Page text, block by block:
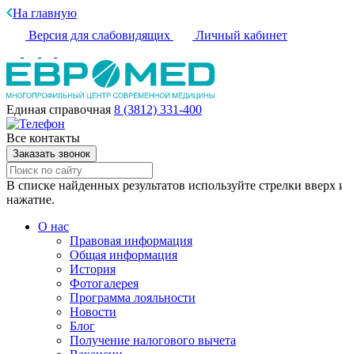
На главную
Версия для слабовидящих
Личный кабинет
Единая справочная 8 (3812) 331-400
Все контакты
Заказать звонок
В списке найденных результатов используйте стрелки
нажатие.
О нас
Правовая информация
Общая информация
История
Фотогалерея
Программа лояльности
Новости
Блог
Получение налогового вычета